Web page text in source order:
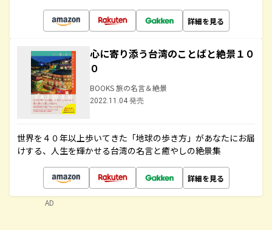
詳細を見る
心に寄り添う台湾のことばと絶景１０
０
BOOKS 旅の名言＆絶景
2022.11.04 発売
世界を４０年以上歩いてきた「地球の歩き方」があなたにお届
けする、人生を輝かせる台湾の名言と癒やしの絶景集
詳細を見る
AD